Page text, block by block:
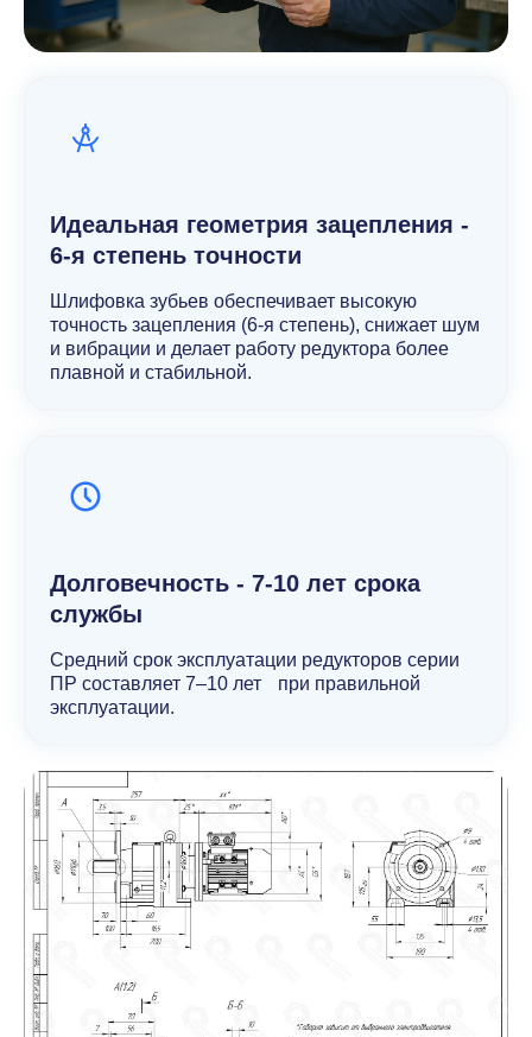
Идеальная геометрия зацепления -
6-я степень точности
Шлифовка зубьев обеспечивает высокую
точность зацепления (6-я степень), снижает шум
и вибрации и делает работу редуктора более
плавной и стабильной.
Долговечность - 7-10 лет срока
службы
Средний срок эксплуатации редукторов серии
ПР составляет 7–10 лет при правильной
эксплуатации.